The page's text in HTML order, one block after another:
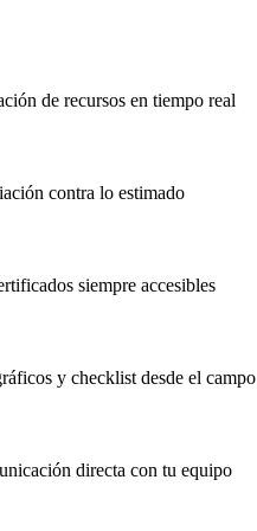
de recursos en tiempo real
contra lo estimado
siempre accesibles
y checklist desde el campo
directa con tu equipo